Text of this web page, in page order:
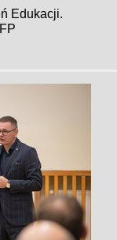
Edukacji.